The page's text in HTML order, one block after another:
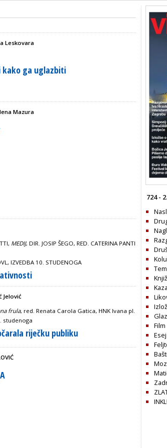
Leskovara
kako ga uglazbiti
Mazura
MEDIJ, DIR. JOSIP ŠEGO, RED. CATERINA PANTI
IZVEDBA 10. STUDENOGA
Jelović
frula, red. Renata Carola Gatica, HNK Ivana pl.
studenoga
riječku publiku
724 -
Film
Esej